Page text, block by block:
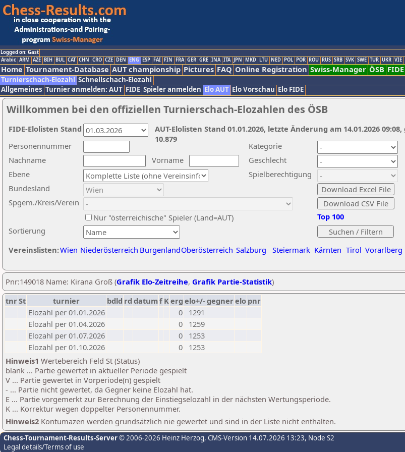
Logged on: Gast
Arabic ARM AZE BIH BUL CAT CHN CRO CZE DEN ENG ESP FAI FIN FRA GER GRE INA ITA JPN MKD LTU NED POL POR ROU RUS SRB SVK SWE TUR UKR VIE
Home Tournament-Database AUT championship Pictures FAQ Online Registration Swiss-Manager ÖSB FIDE
Turnierschach-Elozahl Schnellschach-Elozahl
Allgemeines Turnier anmelden: AUT FIDE Spieler anmelden Elo AUT Elo Vorschau Elo FIDE
Willkommen bei den offiziellen Turnierschach-Elozahlen des ÖSB
Nachname
Vorname
Ebene
Kategorie
Sortierung
Personennummer
Bundesland
Spgem./Kreis/Verein
Geschlecht
Nur "österreichische" Spieler (Land=AUT)
Spielberechtigung
Vereinslisten:Wien Niederösterreich BurgenlandOberösterreich Salzburg Steiermark Kärnten Tirol Vorarlberg
Top 100
AUT-Elolisten Stand 01.01.2026, letzte Änderung am 14.01.2026
10.879
FIDE-Elolisten Stand
Pnr:149018 Name: Kirana Groß (Grafik Elo-Zeitreihe, Grafik Partie-Statistik)
tnrSt turnier bdld rd datumf Kerg elo+/-gegnerelo pnr
Elozahl per 01.01.2026
0
1291
Elozahl per 01.04.2026
0
1259
Elozahl per 01.07.2026
0
1253
Elozahl per 01.10.2026
0
1253
Hinweis1 Wertebereich Feld St (Status)
blank ... Partie gewertet in aktueller Periode gespielt
V ... Partie gewertet in Vorperiode(n) gespielt
- ... Partie nicht gewertet, da Gegner keine Elozahl hat.
E ... Partie vorgemerkt zur Berechnung der Einstiegselozahl in der nächsten Wertungsperiode.
K ... Korrektur wegen doppelter Personennummer.
Hinweis2 Kontumazen werden grundsätzlich nie gewertet und sind in der Liste nicht enthalten.
Chess-Tournament-Results-Server© 2006-2026 Heinz Herzog, CMS-Version 14.07.2026 13:23, Node S2
Legal details/Terms of use